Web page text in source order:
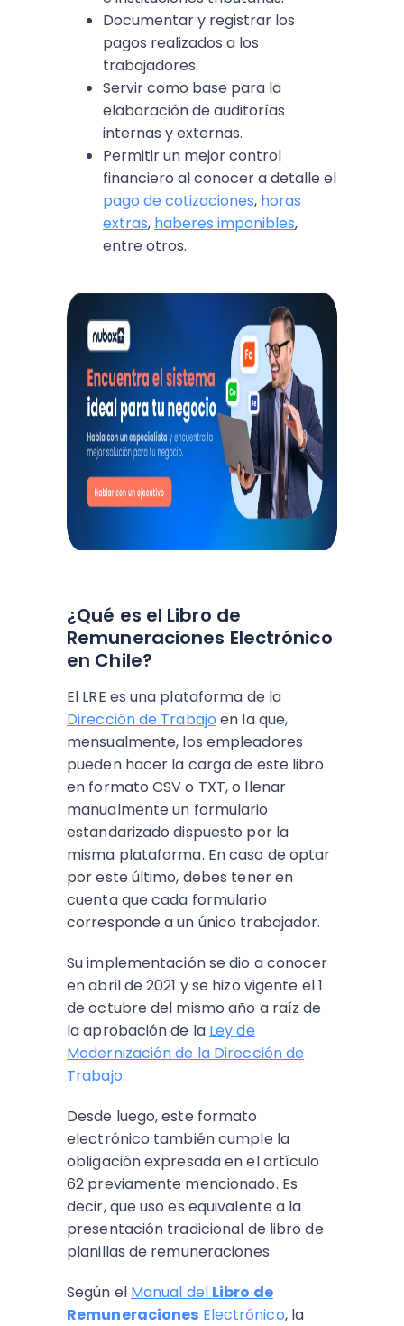
Documentar y registrar los
pagos realizados a los
trabajadores.
Servir como base para la
elaboración de auditorías
internas y externas.
Permitir un mejor control
financiero al conocer a detalle el
pago de cotizaciones, horas
extras, haberes imponibles,
entre otros.
¿Qué es el Libro de
Remuneraciones Electrónico
en Chile?
El LRE es una plataforma de la
Dirección de Trabajo en la que,
mensualmente, los empleadores
pueden hacer la carga de este libro
en formato CSV o TXT, o llenar
manualmente un formulario
estandarizado dispuesto por la
misma plataforma. En caso de optar
por este último, debes tener en
cuenta que cada formulario
corresponde a un único trabajador.
Su implementación se dio a conocer
en abril de 2021 y se hizo vigente el 1
de octubre del mismo año a raíz de
la aprobación de la Ley de
Modernización de la Dirección de
Trabajo.
Desde luego, este formato
electrónico también cumple la
obligación expresada en el artículo
62 previamente mencionado. Es
decir, que uso es equivalente a la
presentación tradicional de libro de
planillas de remuneraciones.
Según el Manual del Libro de
Remuneraciones Electrónico, la